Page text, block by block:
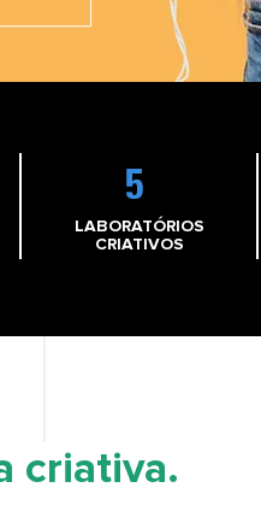
5
LABORATÓRIOS
CRIATIVOS
criativa.